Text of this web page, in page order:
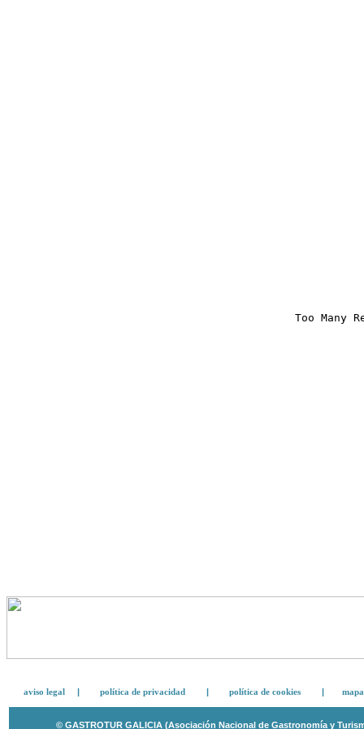
aviso legal | política de privacidad | política de cookies |
© GASTROTUR GALICIA (Asociación Nacional de Gastronomía y